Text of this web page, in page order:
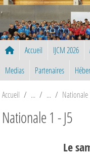
Accueil IJCM 2026
Medias
Partenaires
Accueil Nationale
Nationale 1 - J5
Le
Panneau de gestion des cookies